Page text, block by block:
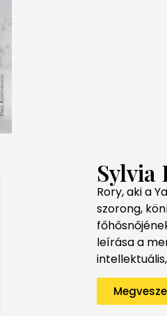
Sylvia
Rory, aki a
szorong,
leírása a